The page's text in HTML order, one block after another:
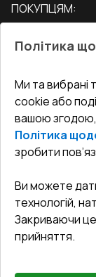
Двері
ПОКУПЦЯМ:
Блог
Адреса
Як правильно
СЕРВІС ТА
Доставка і
Гарантія та
Повернення
Договір
КОНТАКТИ
Офіс:
Політика
Ми та вибрані
cookie або
вашою згодою,
Політика
зробити
Ви можете
технологій,
Закриваючи
прийняття.